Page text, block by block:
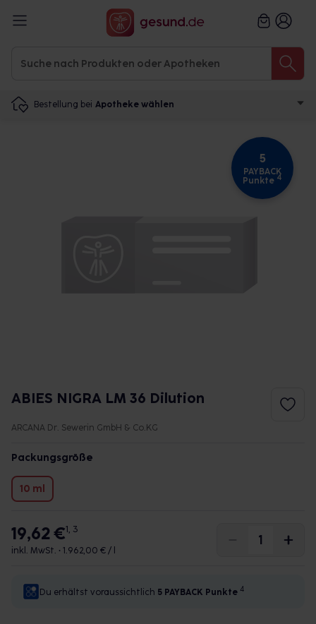
Bestellung bei Apotheke wählen
5
PAYBACK
Punkte 4
ABIES NIGRA LM 36 Dilution
ARCANA Dr. Sewerin GmbH & Co.KG
Packungsgröße
10 ml
19,62 €1, 3
inkl. MwSt. • 1.962,00 € / l
Du erhältst voraussichtlich 5 PAYBACK Punkte 4